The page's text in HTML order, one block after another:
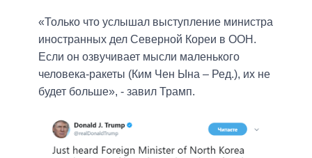
«Только что услышал выступление министра
иностранных дел Северной Кореи в ООН.
Если он озвучивает мысли маленького
человека-ракеты (Ким Чен Ына – Ред.), их не
будет больше», - завил Трамп.